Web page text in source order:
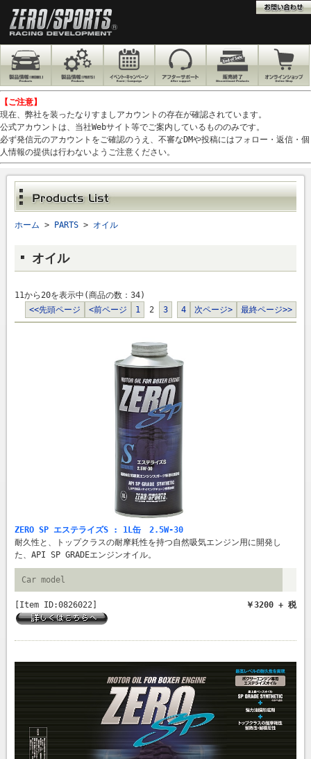
【ご注意】
現在、弊社を装ったなりすましアカウントの存在が確認されています。
公式アカウントは、当社Webサイト等でご案内しているもののみです。
必ず発信元のアカウントをご確認のうえ、不審なDMや投稿にはフォロー・返信・個
人情報の提供は行わないようご注意ください。
ホーム > PARTS> オイル
オイル
11から20を表示中(商品の数：34)
<<先頭ページ
<前ページ 1 2 3 4 次ページ> 最終ページ>>
ZERO SP エステライズS : 1L缶 2.5W-30
耐久性と、トップクラスの耐摩耗性を持つ自然吸気エンジン用に開発し
た、API SP GRADEエンジンオイル。
Car model
[Item ID:0826022] ￥3200 + 税